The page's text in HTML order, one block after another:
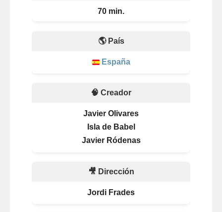
70 min.
🌎 País
España
🧠 Creador
Javier Olivares
Isla de Babel
Javier Ródenas
🎥 Dirección
Jordi Frades